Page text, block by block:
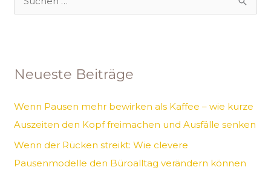
e
n
a
c
h
Neueste Beiträge
Wenn Pausen mehr bewirken als Kaffee – wie kurze
Auszeiten den Kopf freimachen und Ausfälle senken
Wenn der Rücken streikt: Wie clevere
Pausenmodelle den Büroalltag verändern können